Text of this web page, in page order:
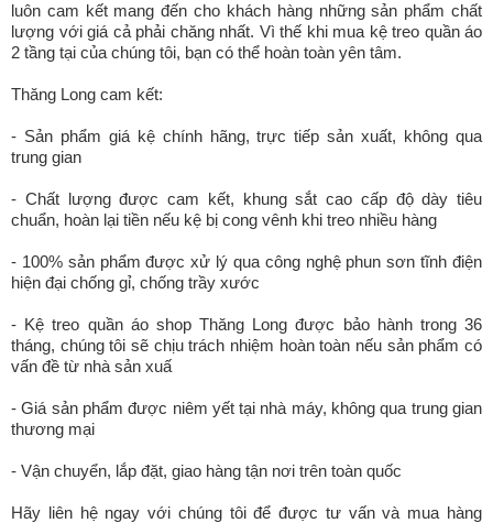
luôn cam kết mang đến cho khách hàng những sản phẩm chất
lượng với giá cả phải chăng nhất. Vì thế khi mua kệ treo quần áo
2 tầng tại của chúng tôi, bạn có thể hoàn toàn yên tâm.
Thăng Long cam kết:
- Sản phẩm giá kệ chính hãng, trực tiếp sản xuất, không qua
trung gian
- Chất lượng được cam kết, khung sắt cao cấp độ dày tiêu
chuẩn, hoàn lại tiền nếu kệ bị cong vênh khi treo nhiều hàng
- 100% sản phẩm được xử lý qua công nghệ phun sơn tĩnh điện
hiện đại chống gỉ, chống trầy xước
- Kệ treo quần áo shop Thăng Long được bảo hành trong 36
tháng, chúng tôi sẽ chịu trách nhiệm hoàn toàn nếu sản phẩm có
vấn đề từ nhà sản xuấ
- Giá sản phẩm được niêm yết tại nhà máy, không qua trung gian
thương mại
- Vận chuyển, lắp đặt, giao hàng tận nơi trên toàn quốc
Hãy liên hệ ngay với chúng tôi để được tư vấn và mua hàng